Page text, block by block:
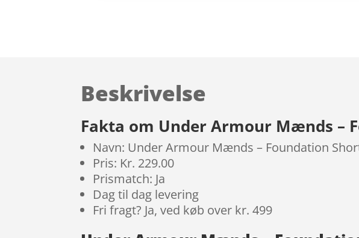
Beskrivelse
Fakta om Under Armour Mænds –
Navn: Under Armour Mænds – Foundation
Pris: Kr. 229.00
Prismatch: Ja
Dag til dag levering
Fri fragt? Ja, ved køb over kr. 499